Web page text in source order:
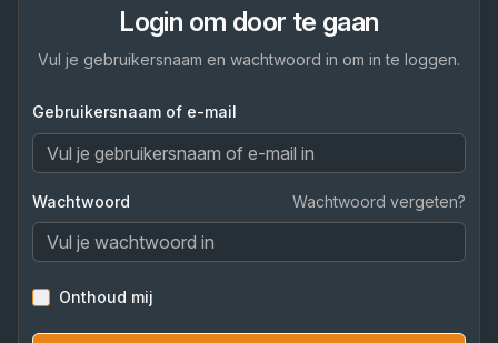
Login om door te gaan
Vul je gebruikersnaam en wachtwoord in om in te loggen.
Gebruikersnaam of e-mail
Wachtwoord Wachtwoord vergeten?
Onthoud mij